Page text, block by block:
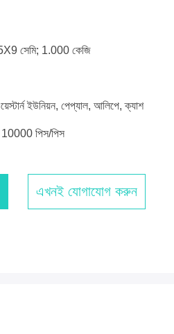
সেমি; 1.000 কেজি
ইউনিয়ন, পেপ্যাল, আলিপে, ক্যাশ
10000 পিস/পিস
এখনই যোগাযোগ করুন